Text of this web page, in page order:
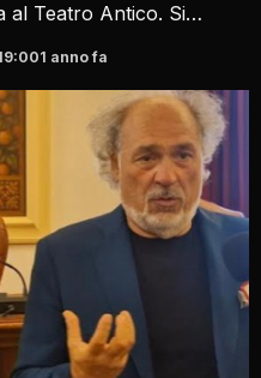
al Teatro Antico. Si…
1 anno fa